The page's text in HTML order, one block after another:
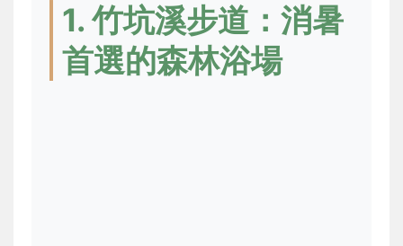
1. 竹坑溪步道：消暑
首選的森林浴場